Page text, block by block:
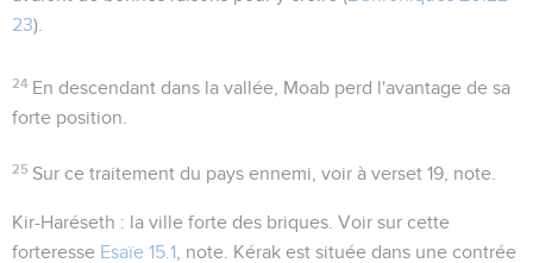
23).
24 En descendant dans la vallée, Moab perd l'avantage de sa
forte position.
25 Sur ce traitement du pays ennemi, voir à verset 19, note.
Kir-Haréseth : la ville forte des briques . Voir sur cette
forteresse Esaïe 15.1 , note. Kérak est située dans une contrée